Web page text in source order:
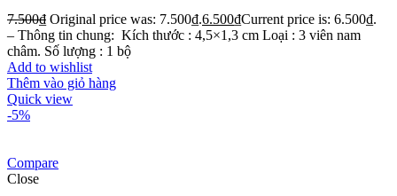
7.500₫ Original price was: 7.500₫.6.500₫Current price is: 6.500₫.
– Thông tin chung: Kích thước : 4,5×1,3 cm Loại : 3 viên nam
châm. Số lượng : 1 bộ
Add to wishlist
Thêm vào giỏ hàng
Quick view
-5%
Compare
Close